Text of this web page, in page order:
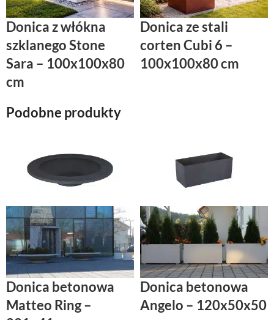
Donica z włókna
szklanego Stone
Sara – 100x100x80
cm
Donica ze stali
corten Cubi 6 –
100x100x80 cm
Podobne produkty
Donica betonowa
Matteo Ring –
Donica betonowa
Angelo – 120x50x50